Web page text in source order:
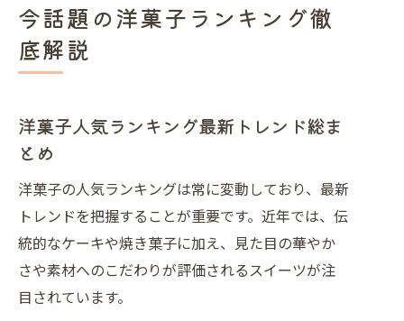
説
百貨店スイーツランキングの傾向を探
洋菓子人気ランキングから見る最新傾
女性人気スイーツランキングの特徴に
注目
SNSで話題の洋菓子トレンドを徹底分
今話題の洋菓子ランキング徹
底解説
洋菓子人気ランキング最新トレンド総ま
とめ
洋菓子の人気ランキングは常に変動しており、最新
トレンドを把握することが重要です。近年では、伝
統的なケーキや焼き菓子に加え、見た目の華やか
さや素材へのこだわりが評価されるスイーツが注
目されています。